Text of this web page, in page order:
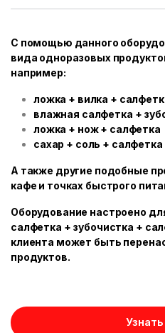
С помощью данного
вида одноразовых
например:
ложка + вилка +
влажная салфетка +
ложка + нож + салфетка
сахар + соль + салфетка
А также другие подобные
кафе и точках быстрого
Оборудование настроено
салфетка + зубочистка +
клиента может быть
продуктов.